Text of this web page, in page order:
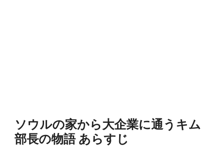
ソウルの家から大企業に通うキム
部長の物語 あらすじ